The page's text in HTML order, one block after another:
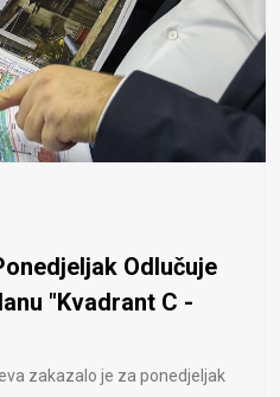
Odlučuje
"Kvadrant C -
zakazalo je za ponedjeljak